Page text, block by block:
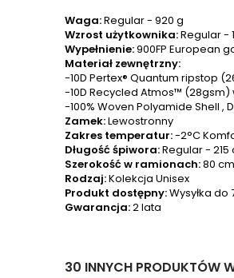
Waga:Regular - 920 g
Wzrost użytkownika:Regular -
Wypełnienie:900FP European
Materiał zewnętrzny:
-10D Pertex® Quantum ripstop
-10D Recycled Atmos™ (28gsm)
-100% Woven Polyamide Shell ,
Zamek:Lewostronny
Zakres temperatur:-2°C
Długość śpiwora:Regular - 215
Szerokość w ramionach:80 cm
Rodzaj:Kolekcja Unisex
Produkt dostępny:Wysyłka
Gwarancja:2 lata
30 INNYCH PRODUKTÓW